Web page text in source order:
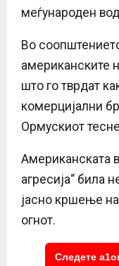
меѓународен
Во
американските
што го тврдат
комерцијални
Ормускиот
Американската
агресија“ била
јасно кршење
огнот.
Следете